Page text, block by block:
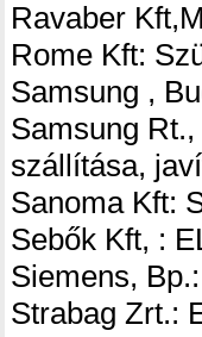
Ravaber
Rome Kft:
Samsung ,
Samsung
szállítása,
Sanoma Kft:
Sebők Kft, :
Siemens,
Strabag Zrt.: